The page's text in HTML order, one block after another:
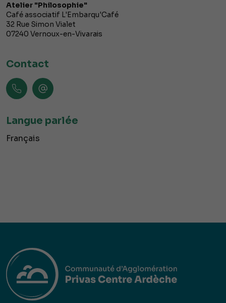
Atelier "Philosophie"
Café associatif L'Embarqu'Café
32 Rue Simon Vialet
07240 Vernoux-en-Vivarais
Contact
Langue parlée
Français